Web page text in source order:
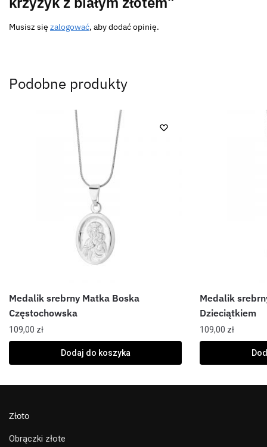
Musisz się zalogować, aby dodać opinię.
Podobne produkty
Medalik srebrny Matka Boska
Częstochowska
109,00 zł
Dodaj do koszyka
Medalik
Dzieciątkiem
109,00 zł
Złoto
Obrączki złote